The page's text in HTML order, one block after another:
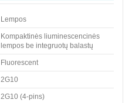
Lempos
Kompaktinės liuminescencinės
lempos be integruotų balastų
Fluorescent
2G10
2G10 (4-pins)